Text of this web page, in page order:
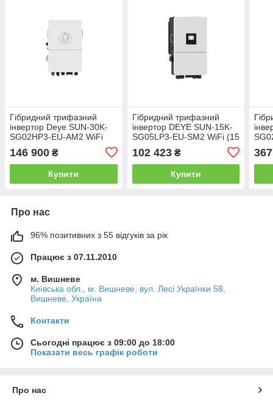
Гібридний трифазний
інвертор Deye SUN-30K-
SG02HP3-EU-AM2 WiFi
(30 kW, 3 фази, 3 MPPT,
HV)
146 900 ₴
Купити
Гібридний трифазний
інвертор DEYE SUN-15K-
SG05LP3-EU-SM2 WiFi (15
kW, 3 фази, 2 MPPT, LV)
102 423₴
Купити
HV)
Про нас
96% позитивних з 55 відгуків за рік
Працює з 07.11.2010
м. Вишневе
Київська обл., м. Вишневе, вул. Лесі Українки 58,
Вишневе, Україна
Контакти
Сьогодні працює з 09:00 до 18:00
Показати весь графік роботи
Про нас